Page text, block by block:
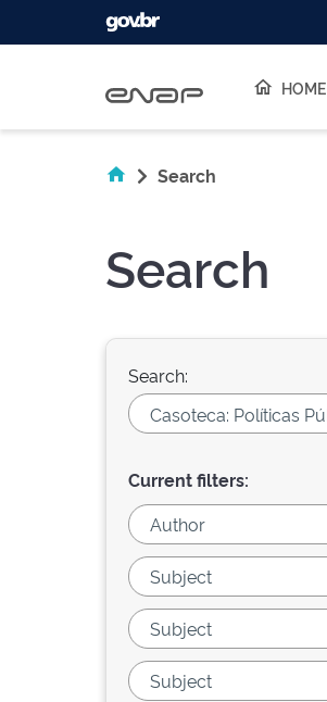
HOME
Search
Search
Search:
Current filters: